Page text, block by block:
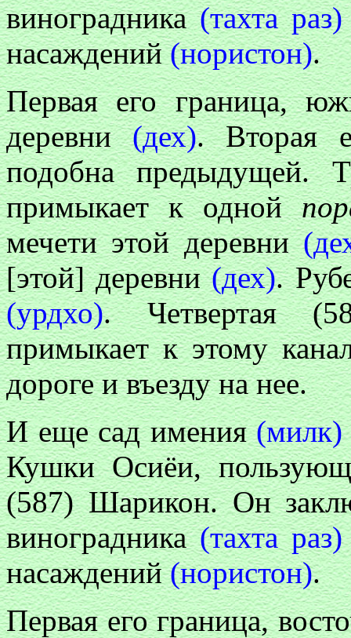
виноградника(тахта раз)
насаждений(нористон).
Первая его граница,
деревни(дех). Вторая
подобна предыдущей.
примыкает к одной
мечети этой деревни
[этой] деревни(дех).
(урдхо). Четвертая
примыкает к этому
дороге и въезду на нее.
И еще сад имения(милк)
Кушки Осиёи,
(587) Шарикон. Он
виноградника(тахта раз)
насаждений(нористон).
Первая его граница,